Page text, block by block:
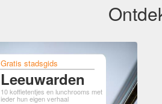
Gratis stadsgids
Leeuwarden
10 koffietentjes en lunchrooms met
ieder hun eigen verhaal